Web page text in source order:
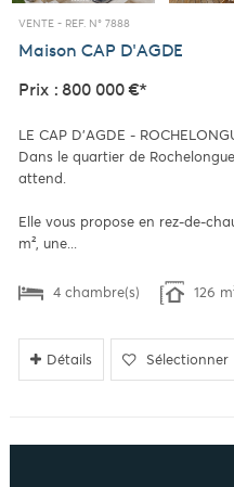
VENTE - REF. N° 7888
Maison CAP D'AGDE
Prix : 800 000 €*
LE CAP D'AGDE -
Dans le quartier de
attend.
Elle vous propose en rez-de-
m², une...
4 chambre(s) 126
Détails Sélectionner